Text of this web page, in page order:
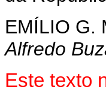
EMÍLIO G.
Alfredo
Este texto